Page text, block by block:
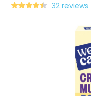
32 reviews